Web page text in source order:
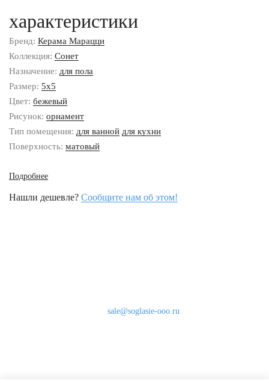
характеристики
Бренд: Керама Марацци
Коллекция: Сонет
Назначение: для пола
Размер: 5x5
Цвет: бежевый
Рисунок: орнамент
Тип помещения: для ванной для кухни
Поверхность: матовый
Подробнее
Нашли дешевле? Сообщите нам об этом!
sale@soglasie-ooo.ru